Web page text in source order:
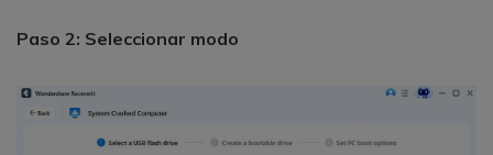
Paso 2: Seleccionar modo